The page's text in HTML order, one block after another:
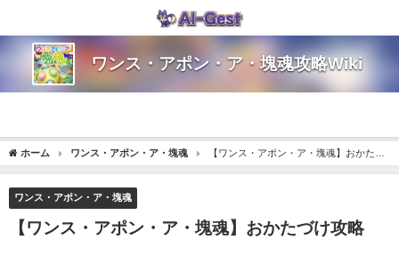
ワンス・アポン・ア・塊魂攻略Wiki
ホーム ワンス・アポン・ア・塊魂
【ワンス・アポン・ア・塊魂】おかたづ
け攻略
ワンス・アポン・ア・塊魂
【ワンス・アポン・ア・塊魂】おかたづけ攻略